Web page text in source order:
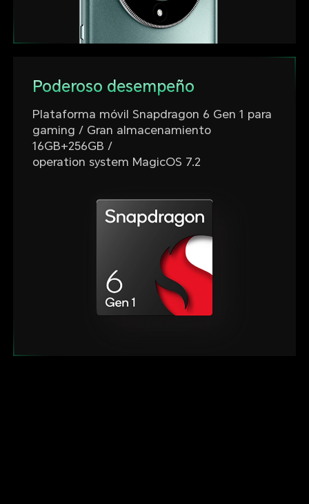
Poderoso desempeño
Plataforma móvil Snapdragon 6 Gen 1 para
gaming / Gran almacenamiento
16GB+256GB /
operation system MagicOS 7.2